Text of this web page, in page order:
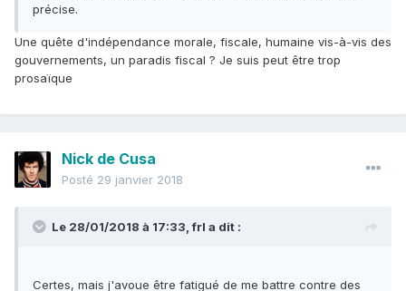
précise.
Une quête d'indépendance morale, fiscale, humaine vis-à-vis des
gouvernements, un paradis fiscal ? Je suis peut être trop
prosaïque
Nick de Cusa
Posté 29 janvier 2018
Le 28/01/2018 à 17:33,frl a dit :
Certes, mais j'avoue être fatigué de me battre contre des